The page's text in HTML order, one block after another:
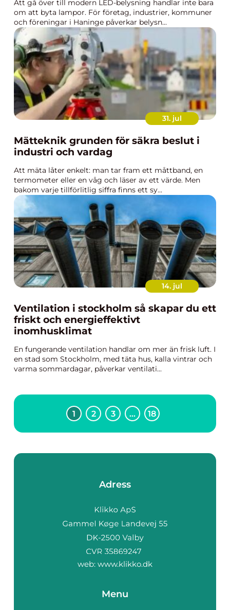
Att gå över till modern LED-belysning handlar inte bara
om att byta lampor. För företag, industrier, kommuner
och föreningar i Haninge påverkar belysn...
31. jul
Mätteknik grunden för säkra beslut i
industri och vardag
Att mäta låter enkelt: man tar fram ett måttband, en
termometer eller en våg och läser av ett värde. Men
bakom varje tillförlitlig siffra finns ett sy...
14. jul
Ventilation i stockholm så skapar du ett
friskt och energieffektivt
inomhusklimat
En fungerande ventilation handlar om mer än frisk luft. I
en stad som Stockholm, med täta hus, kalla vintrar och
varma sommardagar, påverkar ventilati...
1 2 3 … 18
Adress
web: www.klikko.dk
Menu